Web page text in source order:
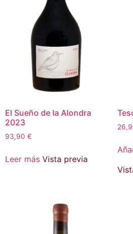
El Sueño de la Alondra
2023
93,90 €
Leer más Vista previa